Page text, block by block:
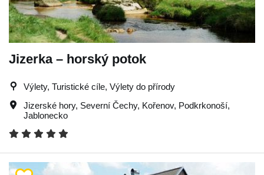
Jizerka – horský potok
Výlety, Turistické cíle, Výlety do přírody
Jizerské hory, Severní Čechy, Kořenov, Podkrkonoší,
Jablonecko